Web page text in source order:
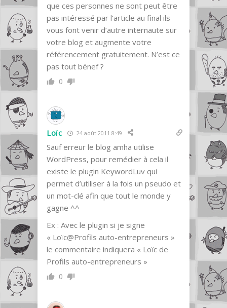
que ces personnes ne sont peut être
pas intéressé par l’article au final ils
vous font venir d’autre internaute sur
votre blog et augmente votre
référencement gratuitement. N’est ce
pas tout bénef ?
0
Loïc 24 août 2011 8:49
Sauf erreur le blog amha utilise
WordPress, pour remédier à cela il
existe le plugin KeywordLuv qui
permet d’utiliser à la fois un pseudo et
un mot-clé afin que tout le monde y
gagne ^^
Ex : Avec le plugin si je signe
« Loïc@Profils auto-entrepreneurs »
le commentaire indiquera « Loïc de
Profils auto-entrepreneurs »
0